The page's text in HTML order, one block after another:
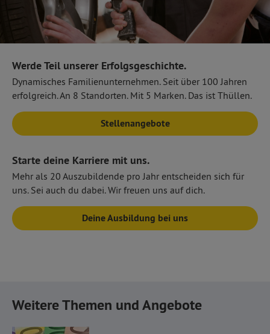
Werde Teil unserer Erfolgsgeschichte.
Dynamisches Familienunternehmen. Seit über 100 Jahren
erfolgreich. An 8 Standorten. Mit 5 Marken. Das ist Thüllen.
Stellenangebote
Starte deine Karriere mit uns.
Mehr als 20 Auszubildende pro Jahr entscheiden sich für
uns. Sei auch du dabei. Wir freuen uns auf dich.
Deine Ausbildung bei uns
Weitere Themen und Angebote